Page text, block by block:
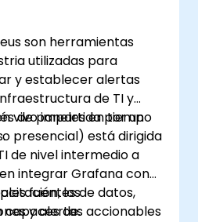
son herramientas
utilizadas para
y establecer alertas
de TI y
de paneles en tiempo
vivo impartida por un
presencial) está dirigida
de nivel intermedio a
integrar Grafana con
fuentes de datos,
y alertas accionables
los
de: